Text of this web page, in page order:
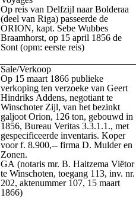
Op reis van Delfzijl naar Bolderaa
(deel van Riga) passeerde de
ORION, kapt. Sebe Wubbes
Braamhorst, op 15 april 1856 de
Sont (opm: eerste reis)
Sale/Verkoop
Op 15 maart 1866 publieke
verkoping ten verzoeke van Geert
Hindriks Addens, negotiant te
Winschoter Zijl, van het bezinkt
galjoot Orion, 126 ton, gebouwd in
1856, Bureau Veritas 3.3.1.1., met
gespecificeerde inventaris. Koper
voor f. 8.900,-- firma D. Mulder en
Zonen.
GA (notaris mr. B. Haitzema Viëtor
te Winschoten, toegang 113, inv. nr.
202, aktenummer 107, 15 maart
1866)